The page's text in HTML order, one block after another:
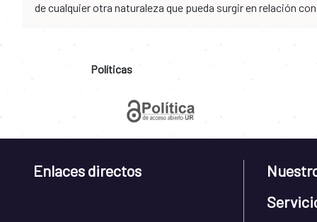
de cualquier otra naturaleza que pueda surgir en relación
Políticas
Enlaces directos